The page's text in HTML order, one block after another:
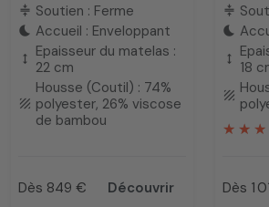
compress Soutien : Ferme
bedtime Accueil : Enveloppant
height
Epaisseur du matelas :
22 cm
texture
Housse (Coutil) : 74%
polyester, 26% viscose
de bambou
Prix
Dès 849 € Découvrir
compress
bedtime
height
18
texture
Prix
Dès 1